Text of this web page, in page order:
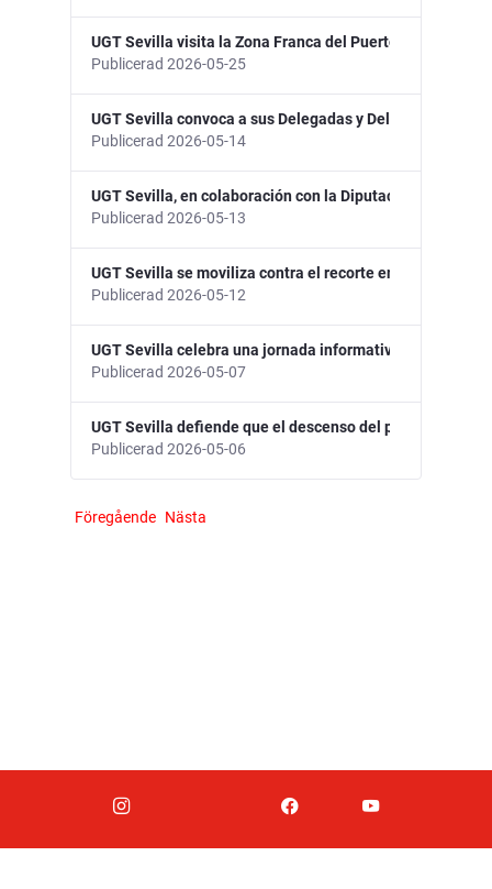
UGT Sevilla visita la Zona Franca del Puerto de Sevilla
Publicerad 2026-05-25
UGT Sevilla convoca a sus Delegadas y Delegados en
Publicerad 2026-05-14
UGT Sevilla, en colaboración con la Diputación de
Publicerad 2026-05-13
UGT Sevilla se moviliza contra el recorte en formación
Publicerad 2026-05-12
UGT Sevilla celebra una jornada informativa con la
Publicerad 2026-05-07
UGT Sevilla defiende que el descenso del paro no es
Publicerad 2026-05-06
Föregående Nästa